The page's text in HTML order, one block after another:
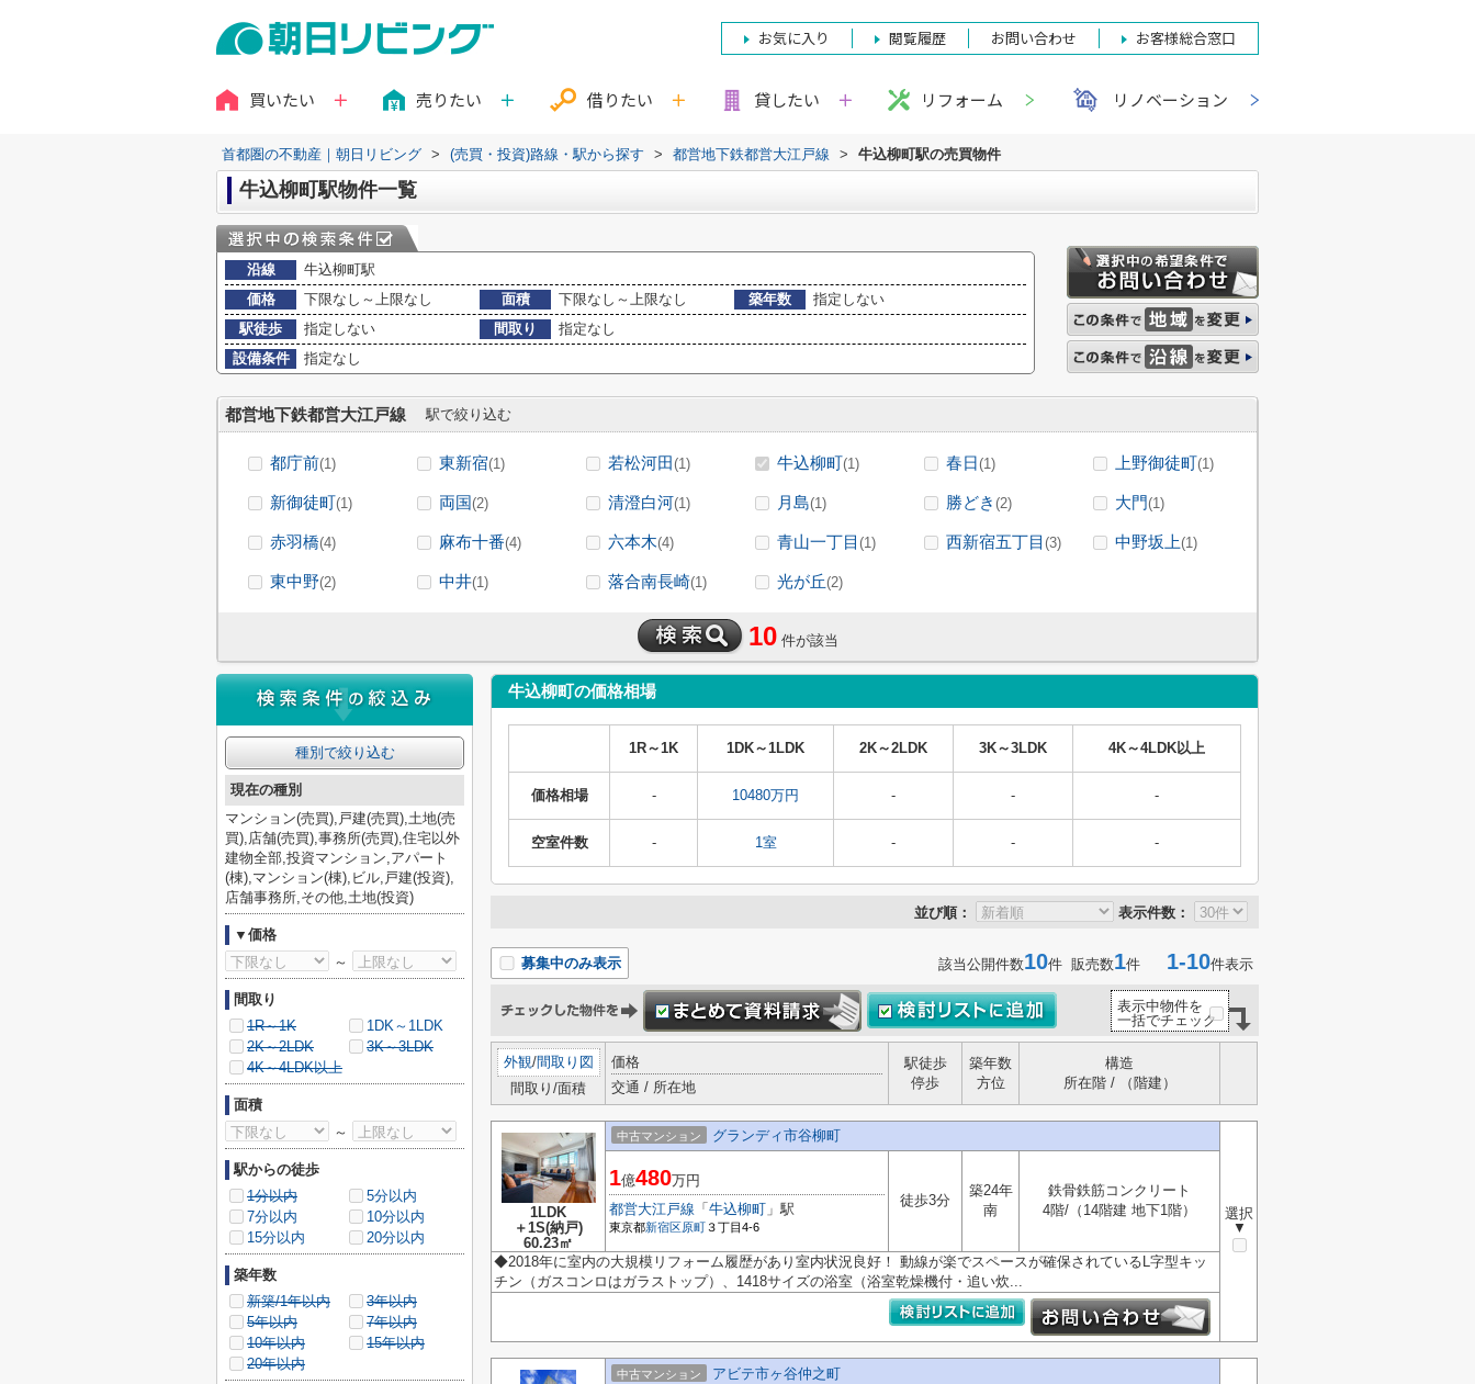
お気に入り 閲覧履歴 お問い合わせ お客様総合窓口
買いたい 売りたい 借りたい 貸したい リフォーム リノベーション
首都圏の不動産｜朝日リビング > (売買・投資)路線・駅から探す > 都営地下鉄都営大江戸線 > 牛込柳町駅の売買物件
牛込柳町駅物件一覧
沿線
牛込柳町駅
価格
下限なし～上限なし 面積 下限なし～上限なし 築年数
指定しない
駅徒歩
指定しない 間取り
指定なし
設備条件
指定なし
都営地下鉄都営大江戸線 駅で絞り込む
都庁前(1) 東新宿(1) 若松河田(1) 牛込柳町(1) 春日(1) 上野御徒町(1)
新御徒町(1) 両国(2) 清澄白河(1) 月島(1) 勝どき (2) 大門(1)
赤羽橋(4) 麻布十番(4) 六本木(4) 青山一丁目 (1) 西新宿五丁目 (3) 中野坂上(1)
東中野(2) 中井(1) 落合南長崎(1) 光が丘(2)
10 件が該当
牛込柳町の価格相場
1R～1K 1DK～1LDK 2K～2LDK 3K～3LDK 4K～4LDK以上
価格相場 - 10480万円 - - -
空室件数 - 1室 - - -
並び順： 表示件数：
募集中のみ表示 該当公開件数10件 販売数1件 1-10件表示
表示中物件を
一括でチェック
外観/間取り図
間取り/面積
価格
交通 / 所在地
駅徒歩
停歩
築年数
方位
構造
所在階 / （階建）
1LDK
＋1S(納戸)
60.23㎡
中古マンション グランディ市谷柳町
選択
▼
1億480万円
都営大江戸線 「 牛込柳町 」駅
東京都新宿区 原町 ３丁目4-6
徒歩3分
築24年
南
鉄骨鉄筋コンクリート
4階/（14階建 地下1階）
◆2018年に室内の大規模リフォーム履歴があり室内状況良好！ 動線が楽でスペースが確保されているL字型キッ
チン（ガスコンロはガラストップ）、1418サイズの浴室（浴室乾燥機付・追い炊...
中古マンション アビテ市ヶ谷仲之町
種別で絞り込む
現在の種別
マンション(売買),戸建(売買),土地(売
買),店舗(売買),事務所(売買),住宅以外
建物全部,投資マンション,アパート
(棟),マンション(棟),ビル,戸建(投資),
店舗事務所,その他,土地(投資)
▼価格
～
間取り
1R～1K
1DK～1LDK
2K～2LDK
3K～3LDK
4K～4LDK以上
面積
～
駅からの徒歩
1分以内
5分以内
7分以内
10分以内
15分以内
20分以内
築年数
新築/1年以内
3年以内
5年以内
7年以内
10年以内
15年以内
20年以内